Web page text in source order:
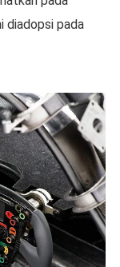
diadopsi pada